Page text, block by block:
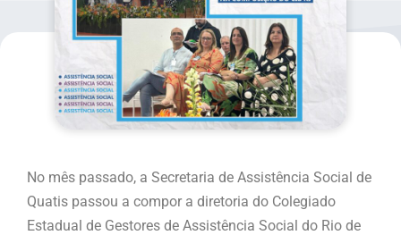
No mês passado, a Secretaria de Assistência Social de
Quatis passou a compor a diretoria do Colegiado
Estadual de Gestores de Assistência Social do Rio de